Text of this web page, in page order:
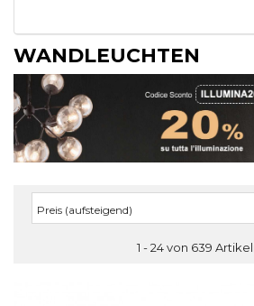
WANDLEUCHTEN
Preis (aufsteigend)
1 - 24 von 639